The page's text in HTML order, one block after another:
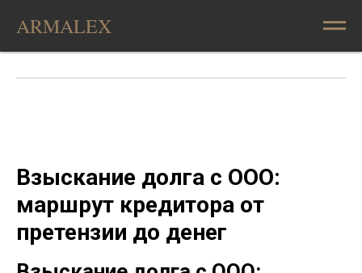
ARMALEX
Взыскание долга с ООО:
маршрут кредитора от
претензии до денег